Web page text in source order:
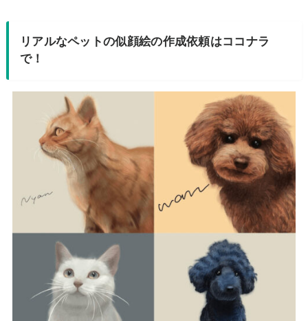
リアルなペットの似顔絵の作成依頼はココナラ
で！